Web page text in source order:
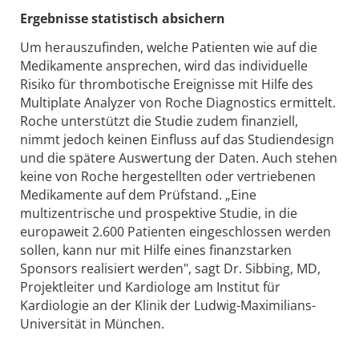
Ergebnisse statistisch absichern
Um herauszufinden, welche Patienten wie auf die
Medikamente ansprechen, wird das individuelle
Risiko für thrombotische Ereignisse mit Hilfe des
Multiplate Analyzer von Roche Diagnostics ermittelt.
Roche unterstützt die Studie zudem finanziell,
nimmt jedoch keinen Einfluss auf das Studiendesign
und die spätere Auswertung der Daten. Auch stehen
keine von Roche hergestellten oder vertriebenen
Medikamente auf dem Prüfstand. „Eine
multizentrische und prospektive Studie, in die
europaweit 2.600 Patienten eingeschlossen werden
sollen, kann nur mit Hilfe eines finanzstarken
Sponsors realisiert werden", sagt Dr. Sibbing, MD,
Projektleiter und Kardiologe am Institut für
Kardiologie an der Klinik der Ludwig-Maximilians-
Universität in München.